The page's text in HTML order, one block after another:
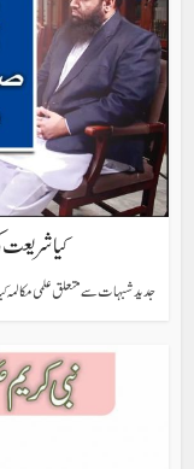
کیا
جدید شبہات سے متعلق علمی